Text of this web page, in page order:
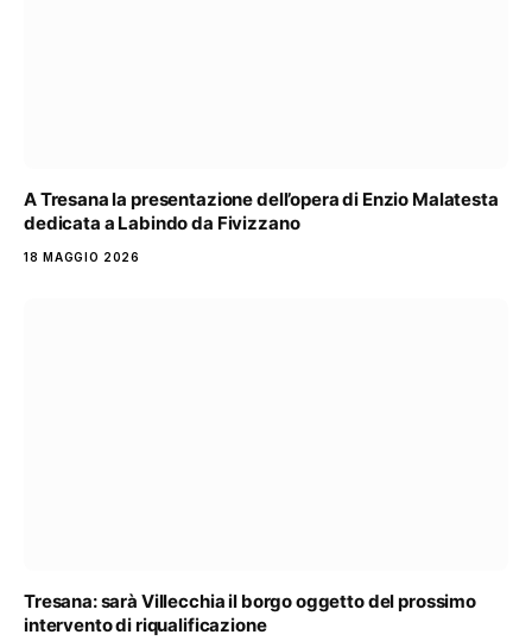
A Tresana la presentazione dell’opera di Enzio Malatesta
dedicata a Labindo da Fivizzano
18 MAGGIO 2026
Tresana: sarà Villecchia il borgo oggetto del prossimo
intervento di riqualificazione